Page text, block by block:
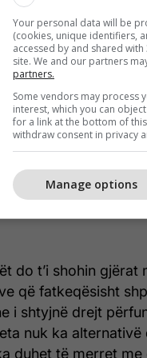
ai.
në një kohë kur
kanë ndërmarrë
ndaj
disa persona
për të votuar
që qytetarët të
jo, siç u shpreh ai,
i mbajnë peng të
do t’i shohin gjërat
që fatkeqësisht
i shtyjnë drejt
nuk ka
duhet të merret
Your personal data will be
(cookies, unique identifiers,
accessed by and shared
site. We and our partners
partners.
Some vendors may process
interest, which you can
for a link at the bottom of
withdraw consent in privacy
Manage options